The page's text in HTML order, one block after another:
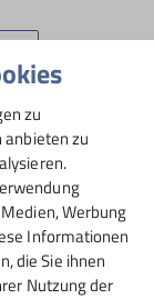
Kletteranlage
News
Programm
zu
zu
Werbung
Informationen
die Sie ihnen
Nutzung der